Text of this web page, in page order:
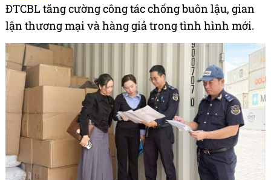
ĐTCBL tăng cường công tác chống buôn lậu, gian
lận thương mại và hàng giả trong tình hình mới.